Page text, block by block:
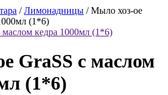
/Лимонадницы / Мыло хоз-ое
(1*6)
GraSS с маслом
(1*6)